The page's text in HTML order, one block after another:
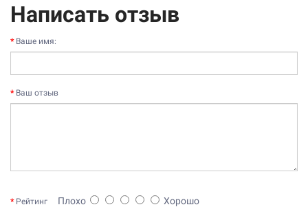
Написать отзыв
Ваше имя:
Ваш отзыв
Рейтинг Плохо Хорошо